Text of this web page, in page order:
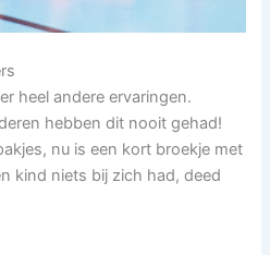
heel andere ervaringen.
hebben dit nooit gehad!
nu is een kort broekje met
kind niets bij zich had, deed